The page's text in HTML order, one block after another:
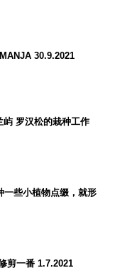
30.9.2021
罗汉松的栽种工作
一些小植物点缀，就形
剪一番 1.7.2021